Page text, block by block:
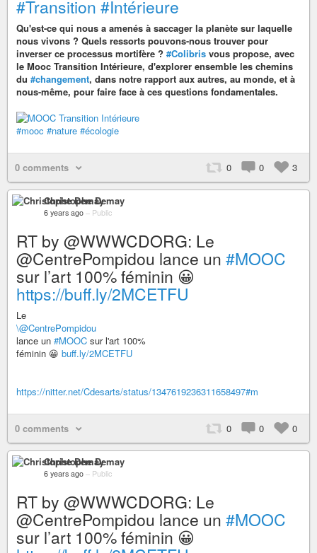
#Transition #Intérieure
Qu'est-ce qui nous a amenés à saccager la planète sur laquelle
nous vivons ? Quels ressorts pouvons-nous trouver pour
inverser ce processus mortifère ? #Colibris vous propose, avec
le Mooc Transition Intérieure, d'explorer ensemble les chemins
du #changement, dans notre rapport aux autres, au monde, et à
nous-même, pour faire face à ces questions fondamentales.
#mooc #nature #écologie
0 comments 0 0 3
Christophe Demay
6 years ago – Public
RT by @WWWCDORG: Le
@CentrePompidou lance un #MOOC
sur l’art 100% féminin 😀
https://buff.ly/2MCETFU
Le
\@CentrePompidou
lance un #MOOC sur l'art 100%
féminin 😀 buff.ly/2MCETFU
https://nitter.net/Cdesarts/status/1347619236311658497#m
0 comments 0 0 0
Christophe Demay
6 years ago – Public
RT by @WWWCDORG: Le
@CentrePompidou lance un #MOOC
sur l’art 100% féminin 😀